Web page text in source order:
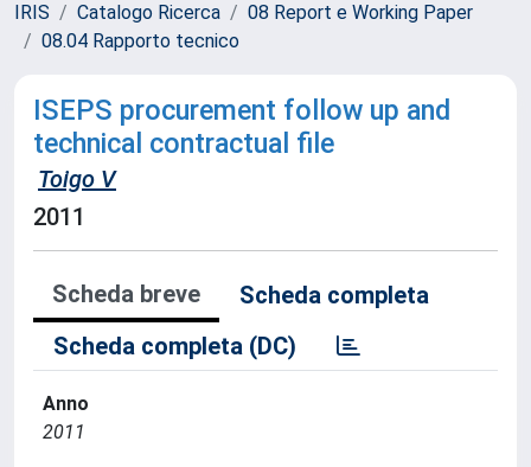
IRIS Catalogo Ricerca
08 Report e Working Paper
08.04 Rapporto tecnico
ISEPS procurement follow up and
technical contractual file
Toigo V
2011
Scheda breve
Scheda completa
Scheda completa (DC)
Anno
2011